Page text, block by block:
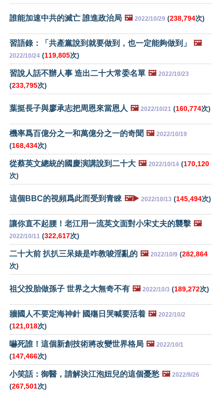
誰能加速中共的滅亡 誰進政治局 🖼️ 2022/10/29 (238,794次)
習語錄：「共產黨說到就要做到，也一定能夠做到」 🖼️
2022/10/24 (119,805次)
習說人話不辦人事 造出二十大常委名單 🖼️ 2022/10/23
(233,795次)
葉挺長子與廖承志把周恩來當恩人 🖼️ 2022/10/21 (160,774次)
機率爲百億分之一和萬億分之一的奇聞 🖼️ 2022/10/19
(168,434次)
從蔡英文總統的國慶演講說到二十大 🖼️ 2022/10/14 (170,120
次)
這個BBC的視頻爲此而受到青睞 🖼️▶️ 2022/10/13 (145,494次)
讓你直不起腰！老江用一流英文面對小宋丈夫的襲擊 🖼️
2022/10/11 (322,617次)
二十大前 扒扒三呆婊是咋教唆淫亂的 🖼️ 2022/10/9 (282,864
次)
祖父投胎做孫子 世界之大無奇不有 🖼️ 2022/10/3 (189,272次)
牆國人不要定海神針 國殤日哭喊要活着 🖼️ 2022/10/2
(121,018次)
嚇死誰！這個新創技術將改變世界格局 🖼️ 2022/10/1
(147,466次)
小笑話：御醫，請解決江泡妞兒的這個憂愁 🖼️ 2022/9/26
(267,501次)